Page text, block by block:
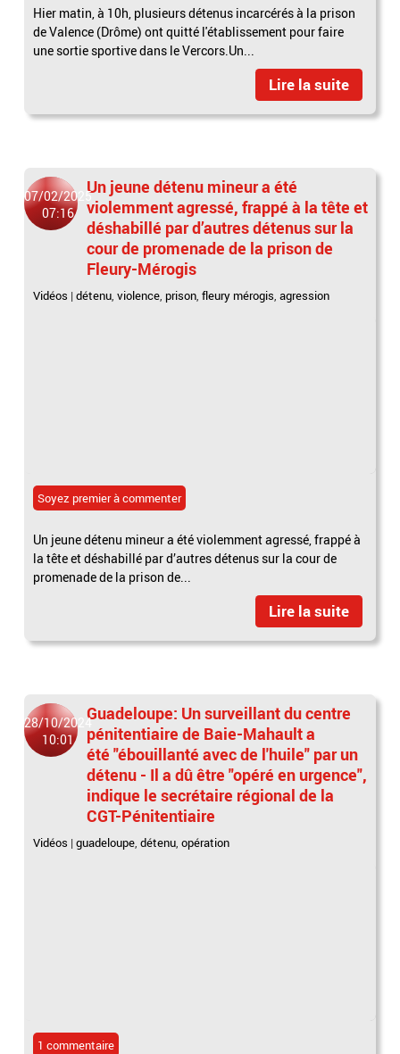
Hier matin, à 10h, plusieurs détenus incarcérés à la prison
de Valence (Drôme) ont quitté l'établissement pour faire
une sortie sportive dans le Vercors.Un...
Lire la suite
07/02/2025
07:16
Un jeune détenu mineur a été
violemment agressé, frappé à la tête et
déshabillé par d’autres détenus sur la
cour de promenade de la prison de
Fleury-Mérogis
Vidéos |détenu,violence, prison,fleury mérogis,agression
Soyez premier à commenter
Un jeune détenu mineur a été violemment agressé, frappé à
la tête et déshabillé par d’autres détenus sur la cour de
promenade de la prison de...
Lire la suite
28/10/2024
10:01
Guadeloupe: Un surveillant du centre
pénitentiaire de Baie-Mahault a
été "ébouillanté avec de l'huile" par un
détenu - Il a dû être "opéré en urgence",
indique le secrétaire régional de la
CGT-Pénitentiaire
Vidéos |guadeloupe,détenu,opération
1 commentaire